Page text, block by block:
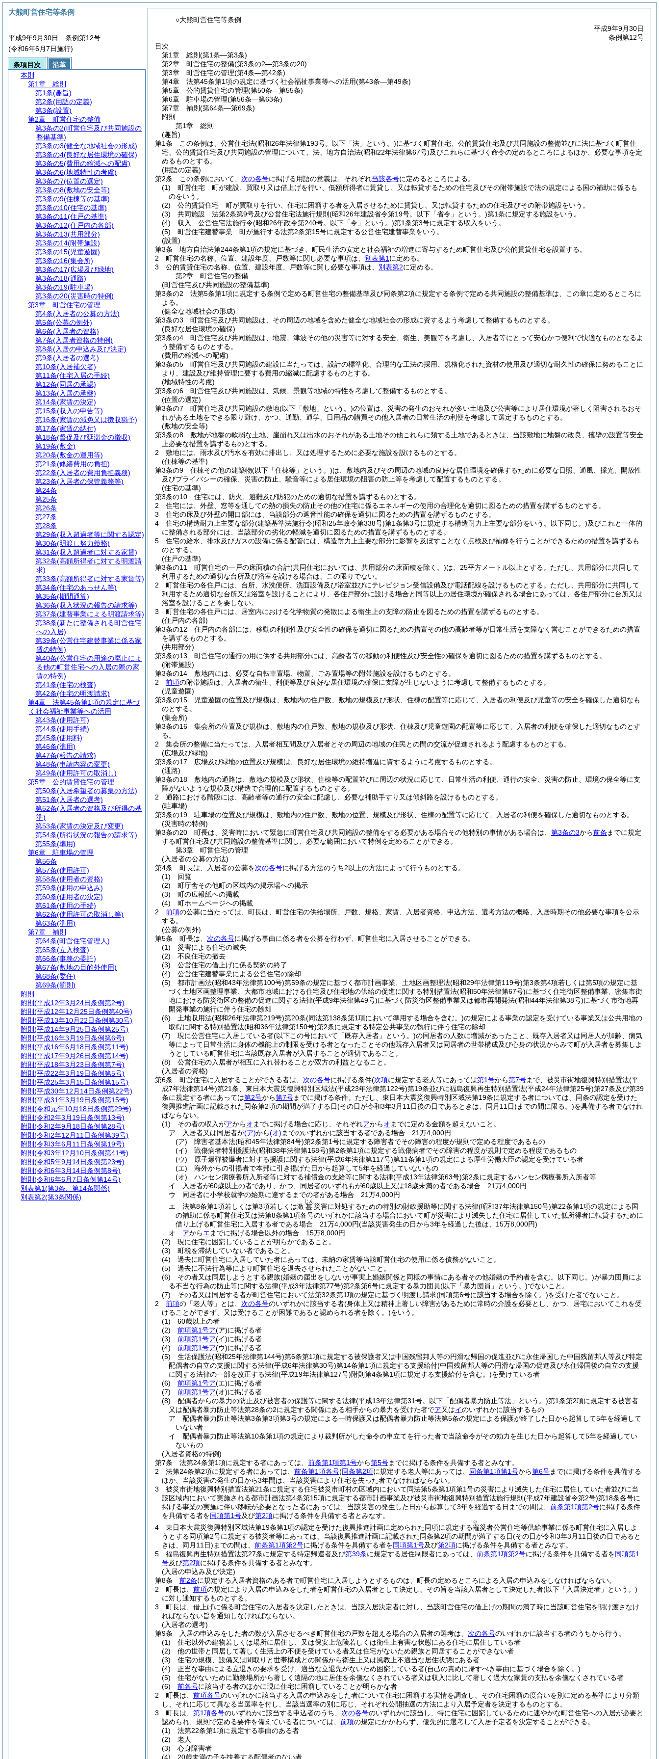
○大熊町営住宅等条例
平成9年9月30日
条例第12号
目次
第1章
総則 (第1条―第3条)
第2章
町営住宅の整備(第3条の2―第3条の20)
第3章
町営住宅の管理(第4条―第42条)
第4章
法第45条第1項の規定に基づく社会福祉事業等への活用(第43条―第49条)
第5章
公的賃貸住宅の管理(第50条―第55条)
第6章
駐車場の管理(第56条―第63条)
第7章
補則 (第64条―第69条)
附則
第1章
総則
(趣旨)
第1条
この条例は、公営住宅法(昭和26年法律第193号。以下「法」という。)に基づく町営住宅、公的賃貸住宅及び共同施設の整備並びに法に基づく町営住
宅、公的賃貸住宅及び共同施設の管理について、法、地方自治法(昭和22年法律第67号)及びこれらに基づく命令の定めるところによるほか、必要な事項を定
めるものとする。
(用語の定義)
第2条
この条例において、 次の各号に掲げる用語の意義は、それぞれ当該各号に定めるところによる。
(1)
町営住宅 町が建設、買取り又は借上げを行い、低額所得者に賃貸し、又は転貸するための住宅及びその附帯施設で法の規定による国の補助に係るも
のをいう。
(2)
公的賃貸住宅 町が買取りを行い、住宅に困窮する者を入居させるために賃貸し、又は転貸するための住宅及びその附帯施設をいう。
(3)
共同施設 法第2条第9号及び公営住宅法施行規則 (昭和26年建設省令第19号。以下「省令」という。)第1条に規定する施設をいう。
(4)
収入 公営住宅法施行令(昭和26年政令第240号。以下「令」という。)第1条第3号に規定する収入をいう。
(5)
町営住宅建替事業 町が施行する法第2条第15号に規定する公営住宅建替事業をいう。
(設置)
第3条
地方自治法第244条第1項の規定に基づき、町民生活の安定と社会福祉の増進に寄与するため町営住宅及び公的賃貸住宅を設置する。
2
町営住宅の名称、位置、建設年度、戸数等に関し必要な事項は、 別表第1 に定める。
3
公的賃貸住宅の名称、位置、建設年度、戸数等に関し必要な事項は、 別表第2に定める。
第2章
町営住宅の整備
(町営住宅及び共同施設の整備基準)
第3条の2
法第5条第1項に規定する条例で定める町営住宅の整備基準及び同条第2項に規定する条例で定める共同施設の整備基準は、この章に定めるところに
よる。
(健全な地域社会の形成)
第3条の3
町営住宅及び共同施設は、その周辺の地域を含めた健全な地域社会の形成に資するよう考慮して整備するものとする。
(良好な居住環境の確保)
第3条の4
町営住宅及び共同施設は、地震、津波その他の災害等に対する安全、衛生、美観等を考慮し、入居者等にとって安心かつ便利で快適なものとなるよ
う整備するものとする。
(費用の縮減への配慮)
第3条の5
町営住宅及び共同施設の建設に当たっては、設計の標準化、合理的な工法の採用、規格化された資材の使用及び適切な耐久性の確保に努めることに
より、建設及び維持管理に要する費用の縮減に配慮するものとする。
(地域特性の考慮)
第3条の6
町営住宅及び共同施設は、気候、景観等地域の特性を考慮して整備するものとする。
(位置の選定)
第3条の7
町営住宅及び共同施設の敷地(以下「敷地」という。)の位置は、災害の発生のおそれが多い土地及び公害等により居住環境が著しく阻害されるおそ
れがある土地をできる限り避け、かつ、通勤、通学、日用品の購買その他入居者の日常生活の利便を考慮して選定するものとする。
(敷地の安全等)
第3条の8
敷地が地盤の軟弱な土地、崖崩れ又は出水のおそれがある土地その他これらに類する土地であるときは、当該敷地に地盤の改良、擁壁の設置等安全
上必要な措置を講ずるものとする。
2
敷地には、雨水及び汚水を有効に排出し、又は処理するために必要な施設を設けるものとする。
(住棟等の基準)
第3条の9
住棟その他の建築物(以下「住棟等」という。)は、敷地内及びその周辺の地域の良好な居住環境を確保するために必要な日照、通風、採光、開放性
及びプライバシーの確保、災害の防止、騒音等による居住環境の阻害の防止等を考慮して配置するものとする。
(住宅の基準)
第3条の10
住宅には、防火、避難及び防犯のための適切な措置を講ずるものとする。
2
住宅には、外壁、窓等を通しての熱の損失の防止その他の住宅に係るエネルギーの使用の合理化を適切に図るための措置を講ずるものとする。
3
住宅の床及び外壁の開口部には、当該部分の遮音性能の確保を適切に図るための措置を講ずるものとする。
4
住宅の構造耐力上主要な部分(建築基準法施行令(昭和25年政令第338号)第1条第3号に規定する構造耐力上主要な部分をいう。以下同じ。)及びこれと一体的
に整備される部分には、当該部分の劣化の軽減を適切に図るための措置を講ずるものとする。
5
住宅の給水、排水及びガスの設備に係る配管には、構造耐力上主要な部分に影響を及ぼすことなく点検及び補修を行うことができるための措置を講ずるも
のとする。
(住戸の基準)
第3条の11
町営住宅の一戸の床面積の合計(共同住宅においては、共用部分の床面積を除く。)は、25平方メートル以上とする。 ただし、共用部分に共同して
利用するための適切な台所及び浴室を設ける場合は、この限りでない。
2
町営住宅の各住戸には、台所、水洗便所、洗面設備及び浴室並びにテレビジョン受信設備及び電話配線を設けるものとする。 ただし、共用部分に共同して
利用するため適切な台所又は浴室を設けることにより、各住戸部分に設ける場合と同等以上の居住環境が確保される場合にあっては、各住戸部分に台所又は
浴室を設けることを要しない。
3
町営住宅の各住戸には、居室内における化学物質の発散による衛生上の支障の防止を図るための措置を講ずるものとする。
(住戸内の各部)
第3条の12
住戸内の各部には、移動の利便性及び安全性の確保を適切に図るための措置その他の高齢者等が日常生活を支障なく営むことができるための措置
を講ずるものとする。
(共用部分)
第3条の13
町営住宅の通行の用に供する共用部分には、高齢者等の移動の利便性及び安全性の確保を適切に図るための措置を講ずるものとする。
(附帯施設)
第3条の14
敷地内には、必要な自転車置場、物置、ごみ置場等の附帯施設を設けるものとする。
2
前項の附帯施設は、入居者の衛生、利便等及び良好な居住環境の確保に支障が生じないように考慮して整備するものとする。
(児童遊園)
第3条の15
児童遊園の位置及び規模は、敷地内の住戸数、敷地の規模及び形状、住棟の配置等に応じて、入居者の利便及び児童等の安全を確保した適切なも
のとする。
(集会所)
第3条の16
集会所の位置及び規模は、敷地内の住戸数、敷地の規模及び形状、住棟及び児童遊園の配置等に応じて、入居者の利便を確保した適切なものとす
る。
2
集会所の整備に当たっては、入居者相互間及び入居者とその周辺の地域の住民との間の交流が促進されるよう配慮するものとする。
(広場及び緑地)
第3条の17
広場及び緑地の位置及び規模は、良好な居住環境の維持増進に資するように考慮するものとする。
(通路)
第3条の18
敷地内の通路は、敷地の規模及び形状、住棟等の配置並びに周辺の状況に応じて、日常生活の利便、通行の安全、災害の防止、環境の保全等に支
障がないような規模及び構造で合理的に配置するものとする。
2
通路における階段には、高齢者等の通行の安全に配慮し、必要な補助手すり又は傾斜路を設けるものとする。
(駐車場)
第3条の19
駐車場の位置及び規模は、敷地内の住戸数、敷地の位置、規模及び形状、住棟の配置等に応じて、入居者の利便を確保した適切なものとする。
(災害時の特例)
第3条の20
町長は、災害時において緊急に町営住宅及び共同施設の整備をする必要がある場合その他特別の事情がある場合は、 第3条の3から前条 までに規定
する町営住宅及び共同施設の整備基準に関し、必要な範囲において特例を定めることができる。
第3章
町営住宅の管理
(入居者の公募の方法)
第4条
町長は、入居者の公募を次の各号に掲げる方法のうち2以上の方法によって行うものとする。
(1)
回覧
(2)
町庁舎その他町の区域内の掲示場への掲示
(3)
町の広報紙への掲載
(4)
町ホームページへの掲載
2
前項の公募に当たっては、町長は、町営住宅の供給場所、戸数、規格、家賃、入居者資格、申込方法、選考方法の概略、入居時期その他必要な事項を公示
する。
(公募の例外)
第5条
町長は、 次の各号に掲げる事由に係る者を公募を行わず、町営住宅に入居させることができる。
(1)
災害による住宅の滅失
(2)
不良住宅の撤去
(3)
公営住宅の借上げに係る契約の終了
(4)
公営住宅建替事業による公営住宅の除却
(5)
都市計画法(昭和43年法律第100号)第59条の規定に基づく都市計画事業、土地区画整理法(昭和29年法律第119号)第3条第4項若しくは第5項の規定に基
づく土地区画整理事業、大都市地域における住宅及び住宅地の供給の促進に関する特別措置法(昭和50年法律第67号)に基づく住宅街区整備事業、密集市街
地における防災街区の整備の促進に関する法律(平成9年法律第49号)に基づく防災街区整備事業又は都市再開発法(昭和44年法律第38号)に基づく市街地再
開発事業の施行に伴う住宅の除却
(6)
土地収用法(昭和26年法律第219号)第20条(同法第138条第1項において準用する場合を含む。)の規定による事業の認定を受けている事業又は公共用地の
取得に関する特別措置法(昭和36年法律第150号)第2条に規定する特定公共事業の執行に伴う住宅の除却
(7)
現に公営住宅に入居している者(以下この号において「既存入居者」という。)の同居者の人数に増減があったこと、既存入居者又は同居人が加齢、病気
等によって日常生活に身体の機能上の制限を受ける者となったことその他既存入居者又は同居者の世帯構成及び心身の状況からみて町が入居者を募集しよ
うとしている町営住宅に当該既存入居者が入居することが適切であること。
(8)
公営住宅の入居者が相互に入れ替わることが双方の利益となること。
(入居者の資格)
第6条
町営住宅に入居することができる者は、 次の各号に掲げる条件(次項に規定する老人等にあっては第1号から第7号まで、被災市街地復興特別措置法(平
成7年法律第14号)第21条、東日本大震災復興特別区域法(平成23年法律第122号)第19条並びに福島復興再生特別措置法(平成24年法律第25号)第27条及び第39
条に規定する者にあっては第2号から第7号までに掲げる条件。ただし、東日本大震災復興特別区域法第19条に規定する者については、同条の認定を受けた
復興推進計画に記載された同条第2項の期間が満了する日(その日が令和3年3月11日後の日であるときは、同月11日) までの間に限る。)を具備する者でなけれ
ばならない。
(1)
その者の収入がアからオ までに掲げる場合に応じ、それぞれアからオ までに定める金額を超えないこと。
ア
入居者又は同居者が(ア)から(オ) までのいずれかに該当する者である場合 21万4,000円
(ア)
障害者基本法(昭和45年法律第84号)第2条第1号に規定する障害者でその障害の程度が規則で定める程度であるもの
(イ)
戦傷病者特別援護法(昭和38年法律第168号)第2条第1項に規定する戦傷病者でその障害の程度が規則で定める程度であるもの
(ウ)
原子爆弾被爆者に対する援護に関する法律(平成6年法律第117号)第11条第1項の規定による厚生労働大臣の認定を受けている者
(エ)
海外からの引揚者で本邦に引き揚げた日から起算して5年を経過していないもの
(オ)
ハンセン病療養所入所者等に対する補償金の支給等に関する法律(平成13年法律第63号)第2条に規定するハンセン病療養所入所者等
イ
入居者が60歳以上の者であり、かつ、同居者のいずれもが60歳以上又は18歳未満の者である場合 21万4,000円
ウ
同居者に小学校就学の始期に達するまでの者がある場合 21万4,000円
エ
法第8条第1項若しくは第3項若しくは激 甚
じん
災害に対処するための特別の財政援助等に関する法律(昭和37年法律第150号)第22条第1項の規定による国
の補助に係る町営住宅又は法第8条第1項各号のいずれかに該当する場合において町が災害により滅失した住宅に居住していた低所得者に転貸するために
借り上げる町営住宅に入居する者である場合 21万4,000円(当該災害発生の日から3年を経過した後は、15万8,000円)
オ
アからエ までに掲げる場合以外の場合 15万8,000円
(2)
現に住宅に困窮していることが明らかであること。
(3)
町税を滞納していない者であること。
(4)
過去に町営住宅に入居していた者にあっては、未納の家賃等当該町営住宅の使用に係る債務がないこと。
(5)
過去に不法行為等により町営住宅を退去させられたことがないこと。
(6)
その者又は同居しようとする親族(婚姻の届出をしないが事実上婚姻関係と同様の事情にある者その他婚姻の予約者を含む。以下同じ。)が暴力団員によ
る不当な行為の防止等に関する法律(平成3年法律第77号)第2条第6号に規定する暴力団員(以下「暴力団員」という。)でないこと。
(7)
その者又は同居する者が町営住宅において法第32条第1項の規定に基づく明渡し請求(同項第6号に該当する場合を除く。)を受けた者でないこと。
2
前項の「老人等」とは、 次の各号のいずれかに該当する者(身体上又は精神上著しい障害があるために常時の介護を必要とし、かつ、居宅においてこれを受
けることができず、又は受けることが困難であると認められる者を除く。)をいう。
(1)
60歳以上の者
(2)
前項第1号ア(ア)に掲げる者
(3)
前項第1号ア(イ)に掲げる者
(4)
前項第1号ア(ウ)に掲げる者
(5)
生活保護法(昭和25年法律第144号)第6条第1項に規定する被保護者又は中国残留邦人等の円滑な帰国の促進並びに永住帰国した中国残留邦人等及び特定
配偶者の自立の支援に関する法律(平成6年法律第30号)第14条第1項に規定する支援給付(中国残留邦人等の円滑な帰国の促進及び永住帰国後の自立の支援
に関する法律の一部を改正する法律(平成19年法律第127号)附則第4条第1項に規定する支援給付を含む。)を受けている者
(6)
前項第1号ア(エ)に掲げる者
(7)
前項第1号ア(オ)に掲げる者
(8)
配偶者からの暴力の防止及び被害者の保護等に関する法律(平成13年法律第31号。以下「配偶者暴力防止等法」という。)第1条第2項に規定する被害者
又は配偶者暴力防止等法第28条の2に規定する関係にある相手からの暴力を受けた者でア又はイのいずれかに該当するもの
ア
配偶者暴力防止等法第3条第3項第3号の規定による一時保護又は配偶者暴力防止等法第5条の規定による保護が終了した日から起算して5年を経過して
いない者
イ
配偶者暴力防止等法第10条第1項の規定により裁判所がした命令の申立てを行った者で当該命令がその効力を生じた日から起算して5年を経過してい
ないもの
(入居者資格の特例)
第7条
法第24条第1項に規定する者にあっては、 前条第1項第1号から第5号までに掲げる条件を具備する者とみなす。
2
法第24条第2項に規定する者にあっては、 前条第1項各号(同条第2項に規定する老人等にあっては、 同条第1項第1号から第6号まで)に掲げる条件を具備する
ほか、当該災害の発生の日から3年間は、当該災害により住宅を失った者でなければならない。
3
被災市街地復興特別措置法第21条に規定する住宅被災市町村の区域内において同法第5条第1項第1号の災害により滅失した住宅に居住していた者並びに当
該区域内において実施される都市計画法第4条第15項に規定する都市計画事業及び被災市街地復興特別措置法施行規則 (平成7年建設省令第2号)第18条各号に
掲げる事業の実施に伴い移転が必要となった者にあっては、当該災害の発生した日から起算して3年を経過する日までの間は、 前条第1項第2号に掲げる条件
を具備する者を同項第1号及び第2項に掲げる条件を具備する者とみなす。
4
東日本大震災復興特別区域法第19条第1項の認定を受けた復興推進計画に定められた同項に規定する罹
り
災者公営住宅等供給事業に係る町営住宅に入居しよ
うとする同項第2号に規定する被災者等にあっては、当該復興推進計画に記載された同条第2項の期間が満了する日(その日が令和3年3月11日後の日であると
きは、同月11日) までの間は、 前条第1項第2号に掲げる条件を具備する者を同項第1号及び第2項に掲げる条件を具備する者とみなす。
5
福島復興再生特別措置法第27条に規定する特定帰還者及び第39条に規定する居住制限者にあっては、 前条第1項第2号に掲げる条件を具備する者を同項第1
号及び第2項に掲げる条件を具備する者とみなす。
(入居の申込み及び決定)
第8条
前2条に規定する入居者資格のある者で町営住宅に入居しようとするものは、町長の定めるところによる入居の申込みをしなければならない。
2
町長は、 前項の規定により入居の申込みをした者を町営住宅の入居者として決定し、その旨を当該入居者として決定した者(以下「入居決定者」という。)
に対し通知するものとする。
3
町長は、借上げに係る町営住宅の入居者を決定したときは、当該入居決定者に対し、当該町営住宅の借上げの期間の満了時に当該町営住宅を明け渡さなけ
ればならない旨を通知しなければならない。
(入居者の選考)
第9条
入居の申込みをした者の数が入居させるべき町営住宅の戸数を超える場合の入居者の選考は、 次の各号のいずれかに該当する者のうちから行う。
(1)
住宅以外の建物若しくは場所に居住し、又は保安上危険若しくは衛生上有害な状態にある住宅に居住している者
(2)
他の世帯と同居して著しく生活上の不便を受けている者又は住宅がないため親族と同居することができない者
(3)
住宅の規模、設備又は間取りと世帯構成との関係から衛生上又は風教上不適当な居住状態にある者
(4)
正当な事由による立退きの要求を受け、適当な立退先がないため困窮している者(自己の責めに帰すべき事由に基づく場合を除く。)
(5)
住宅がないために勤務場所から著しく遠隔の地に居住を余儀なくされている者又は収入に比して著しく過大な家賃の支払を余儀なくされている者
(6)
前各号に該当する者のほかに現に住宅に困窮していることが明らかな者
2
町長は、 前項各号のいずれかに該当する入居の申込みをした者について住宅に困窮する実情を調査し、その住宅困窮の度合いを別に定める基準により分類
し、それに応じて異なる当選率を付し、当該当選率の別に応じ、それぞれ公開抽選の方法により入居予定者を決定するものとする。
3
町長は、 第1項各号のいずれかに該当する申込者のうち、 次の各号のいずれかに該当し、特に住宅に困窮しているために速やかな町営住宅への入居が必要と
認められ、規則で定める要件を備えている者については、 前項の規定にかかわらず、優先的に選考して入居予定者を決定することができる。
(1)
法第22条第1項に規定する事由のある者
(2)
老人
(3)
心身障害者
(4)
20歳未満の子を扶養する配偶者のない者
大熊町営住宅等条例
平成9年9月30日 条例第12号
(令和6年6月7日施行)
条項目次
沿革
本則
第1章
総則
第1条(趣旨)
第2条(用語の定義)
第3条(設置)
第2章
町営住宅の整備
第3条の2(町営住宅及び共同施設の
整備基準)
第3条の3(健全な地域社会の形成)
第3条の4(良好な居住環境の確保)
第3条の5(費用の縮減への配慮)
第3条の6(地域特性の考慮)
第3条の7(位置の選定)
第3条の8(敷地の安全等)
第3条の9(住棟等の基準)
第3条の10(住宅の基準)
第3条の11(住戸の基準)
第3条の12(住戸内の各部)
第3条の13(共用部分)
第3条の14(附帯施設)
第3条の15(児童遊園)
第3条の16(集会所)
第3条の17(広場及び緑地)
第3条の18(通路)
第3条の19(駐車場)
第3条の20(災害時の特例)
第3章
町営住宅の管理
第4条(入居者の公募の方法)
第5条(公募の例外)
第6条(入居者の資格)
第7条(入居者資格の特例)
第8条(入居の申込み及び決定)
第9条(入居者の選考)
第10条(入居補欠者)
第11条(住宅入居の手続)
第12条(同居の承認)
第13条(入居の承継)
第14条(家賃の決定)
第15条(収入の申告等)
第16条(家賃の減免又は徴収猶予)
第17条(家賃の納付)
第18条(督促及び延滞金の徴収)
第19条(敷金)
第20条(敷金の運用等)
第21条(修繕費用の負担)
第22条(入居者の費用負担義務)
第23条(入居者の保管義務等)
第24条
第25条
第26条
第27条
第28条
第29条(収入超過者等に関する認定)
第30条(明渡し努力義務)
第31条(収入超過者に対する家賃)
第32条(高額所得者に対する明渡請
求)
第33条(高額所得者に対する家賃等)
第34条(住宅のあっせん等)
第35条(期間通算)
第36条(収入状況の報告の請求等)
第37条(建替事業による明渡請求等)
第38条(新たに整備される町営住宅
への入居)
第39条(公営住宅建替事業に係る家
賃の特例)
第40条(公営住宅の用途の廃止によ
る他の町営住宅への入居の際の家
賃の特例)
第41条(住宅の検査)
第42条(住宅の明渡請求)
第4章
法第45条第1項の規定に基づ
く社会福祉事業等への活用
第43条(使用許可)
第44条(使用手続)
第45条(使用料)
第46条(準用)
第47条(報告の請求)
第48条(申請内容の変更)
第49条(使用許可の取消し)
第5章
公的賃貸住宅の管理
第50条(入居希望者の募集の方法)
第51条(入居者の選考)
第52条(入居者の資格及び所得の基
準)
第53条(家賃の決定及び変更)
第54条(所得状況の報告の請求等)
第55条(準用)
第6章
駐車場の管理
第56条
第57条(使用許可)
第58条(使用者の資格)
第59条(使用の申込み)
第60条(使用者の決定)
第61条(使用の手続)
第62条(使用許可の取消し等)
第63条(準用)
第7章
補則
第64条(町営住宅管理人)
第65条(立入検査)
第66条(事務の委託)
第67条(敷地の目的外使用)
第68条(委任)
第69条(罰則)
附則
附則 (平成12年3月24日条例第2号)
附則 (平成12年12月25日条例第40号)
附則 (平成13年10月22日条例第30号)
附則 (平成14年9月25日条例第25号)
附則 (平成16年3月19日条例第6号)
附則 (平成16年6月18日条例第11号)
附則 (平成17年9月26日条例第14号)
附則 (平成18年3月23日条例第7号)
附則 (平成22年3月19日条例第5号)
附則 (平成25年3月15日条例第15号)
附則 (平成30年12月14日条例第22号)
附則 (平成31年3月19日条例第15号)
附則 (令和元年10月18日条例第29号)
附則 (令和2年3月19日条例第13号)
附則 (令和2年9月18日条例第28号)
附則 (令和2年12月11日条例第39号)
附則 (令和3年6月11日条例第19号)
附則 (令和3年12月10日条例第41号)
附則 (令和5年9月14日条例第23号)
附則 (令和6年3月14日条例第8号)
附則 (令和6年6月7日条例第14号)
別表第1(第3条、第14条関係)
別表第2(第3条関係)